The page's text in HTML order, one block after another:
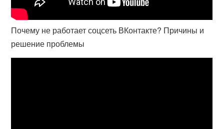
Почему не работает соцсеть ВКонтакте? Причины и
решение проблемы